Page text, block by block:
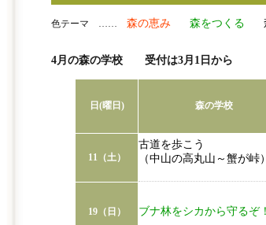
色テーマ …… 森の恵み 森をつくる
4月の森の学校 受付は3月1日から
日(曜日) 森の学校
11（土）
古道を歩こう
（中山の高丸山～蟹が峠）
19（日） ブナ林をシカから守る